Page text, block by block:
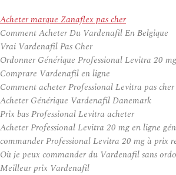
Acheter marque Zanaflex pas cher
Comment Acheter Du Vardenafil En Belgique
Vrai Vardenafil Pas Cher
Ordonner Générique Professional Levitra 20
Comprare Vardenafil en ligne
Comment acheter Professional Levitra pas cher
Acheter Générique Vardenafil Danemark
Prix bas Professional Levitra acheter
Acheter Professional Levitra 20 mg en ligne
commander Professional Levitra 20 mg à prix
Où je peux commander du Vardenafil sans
Meilleur prix Vardenafil